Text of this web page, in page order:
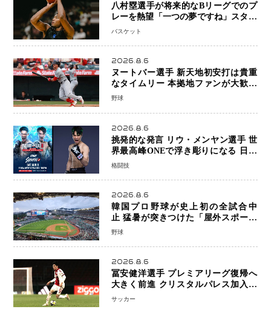
八村塁選手が将来的なBリーグでのプ
レーを熱望「一つの夢ですね」スター
帰還がリーグ価値を押し上げる可能性
バスケット
2026.8.6
ヌートバー選手 新天地初安打は貴重
なタイムリー 本拠地ファンが大歓声
笑顔で歓喜
野球
2026.8.6
挑発的な発言 リウ・メンヤン選手 世
界最高峰ONEで浮き彫りになる 日本
キックボクシングが直面する“技術
格闘技
2026.8.6
韓国プロ野球が史上初の全試合中
止 猛暑が突きつけた「屋外スポーツ
の限界」 日本発のドーム型施設時代
野球
2026.8.6
冨安健洋選手 プレミアリーグ復帰へ
大きく前進 クリスタルパレス加入目
前 メディカルチェックも通過
サッカー